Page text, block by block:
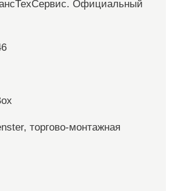
Официальный
торгово-монтажная